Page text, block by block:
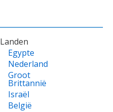
Landen
Egypte
Nederland
Groot
Brittannië
Israël
België